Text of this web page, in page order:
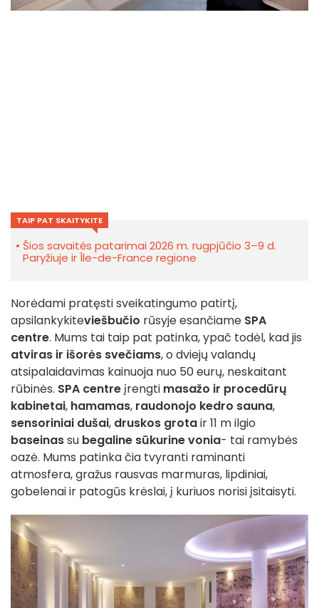
TAIP PAT SKAITYKITE
Šios savaitės patarimai 2026 m. rugpjūčio 3–9 d.
Paryžiuje ir Île-de-France regione
Norėdami pratęsti sveikatingumo patirtį,
apsilankykiteviešbučio rūsyje esančiame SPA
centre. Mums tai taip pat patinka, ypač todėl, kad jis
atviras ir išorės svečiams, o dviejų valandų
atsipalaidavimas kainuoja nuo 50 eurų, neskaitant
rūbinės. SPA centreįrengti masažo ir procedūrų
kabinetai, hamamas, raudonojo kedro sauna,
sensoriniai dušai, druskos grotair 11 m ilgio
baseinassu begaline sūkurine vonia- tai ramybės
oazė. Mums patinka čia tvyranti raminanti
atmosfera, gražus rausvas marmuras, lipdiniai,
gobelenai ir patogūs krėslai, į kuriuos norisi įsitaisyti.